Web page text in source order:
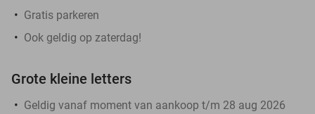
Gratis parkeren
Ook geldig op zaterdag!
Grote kleine letters
Geldig vanaf moment van aankoop t/m 28 aug 2026